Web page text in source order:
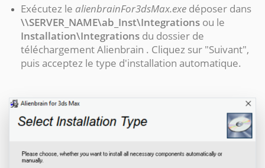
Exécutez le alienbrainFor3dsMax.exe déposer dans
\\SERVER_NAME\ab_Inst\Integrations ou le
Installation\Integrations du dossier de
téléchargement Alienbrain . Cliquez sur "Suivant",
puis acceptez le type d'installation automatique.